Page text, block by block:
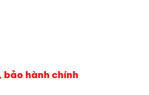
bảo hành chính